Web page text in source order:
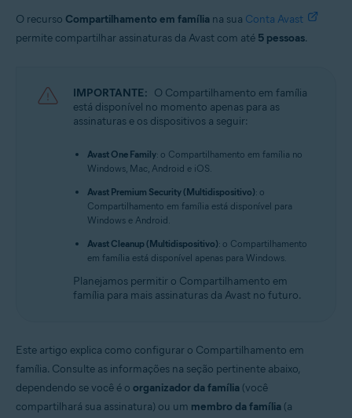
O recurso Compartilhamento em família na sua Conta Avast
permite compartilhar assinaturas da Avast com até 5 pessoas.
IMPORTANTE: O Compartilhamento em família
está disponível no momento apenas para as
assinaturas e os dispositivos a seguir:
Avast One Family: o Compartilhamento em família no
Windows, Mac, Android e iOS.
Avast Premium Security (Multidispositivo): o
Compartilhamento em família está disponível para
Windows e Android.
Avast Cleanup (Multidispositivo): o Compartilhamento
em família está disponível apenas para Windows.
Planejamos permitir o Compartilhamento em
família para mais assinaturas da Avast no futuro.
Este artigo explica como configurar o Compartilhamento em
família. Consulte as informações na seção pertinente abaixo,
dependendo se você é o organizador da família (você
compartilhará sua assinatura) ou um membro da família (a